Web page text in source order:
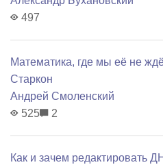
497
Математика, где мы её не
Старкон
Андрей Смоленский
525
2
Как и зачем редактировать